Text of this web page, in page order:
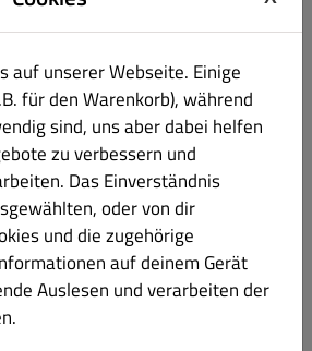
€ 10.90
Avocado, Koriander, Chili-Mayonnaise
€ 10.90
Gurke, Koriander, Chili-
auf unserer Webseite. Einige
für den Warenkorb), während
sind, uns aber dabei helfen
zu verbessern und
Das Einverständnis
oder von dir
und die zugehörige
auf deinem Gerät
Auslesen und verarbeiten der